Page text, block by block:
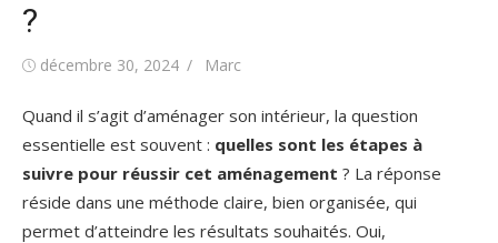
?
Publiédécembre 30, 2024 Auteur/autrice
Marc
Quand il s’agit d’aménager son intérieur, la question
essentielle est souvent : quelles sont les étapes à
suivre pour réussir cet aménagement ? La réponse
réside dans une méthode claire, bien organisée, qui
permet d’atteindre les résultats souhaités. Oui,